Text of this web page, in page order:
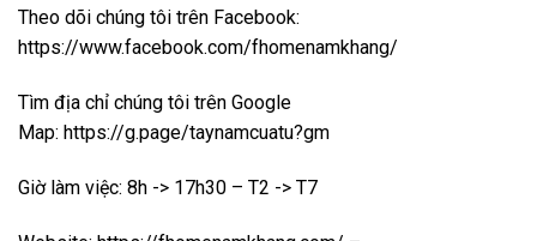
Theo dõi chúng tôi trên Facebook:
https://www.facebook.com/fhomenamkhang/
Tìm địa chỉ chúng tôi trên Google
Map: https://g.page/taynamcuatu?gm
Giờ làm việc: 8h -> 17h30 – T2 -> T7